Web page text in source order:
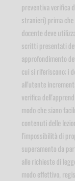
preventiva verifica
stranieri) prima che
docente deve
scritti presentati
approfondimento
cui si riferiscono; i
all'utente
verifica
modo che siano
contenuti delle
l'impossibilità di
superamento da
alle richieste di
modo effettivo,